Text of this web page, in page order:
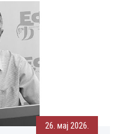
26. мај 2026.